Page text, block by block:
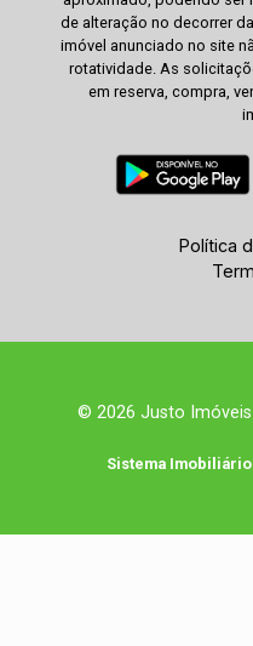
de alteração no decorrer
imóvel anunciado no site
rotatividade. As
em reserva, compra,
Política
© 2026 Justo Imóveis
Sistema Imobiliário